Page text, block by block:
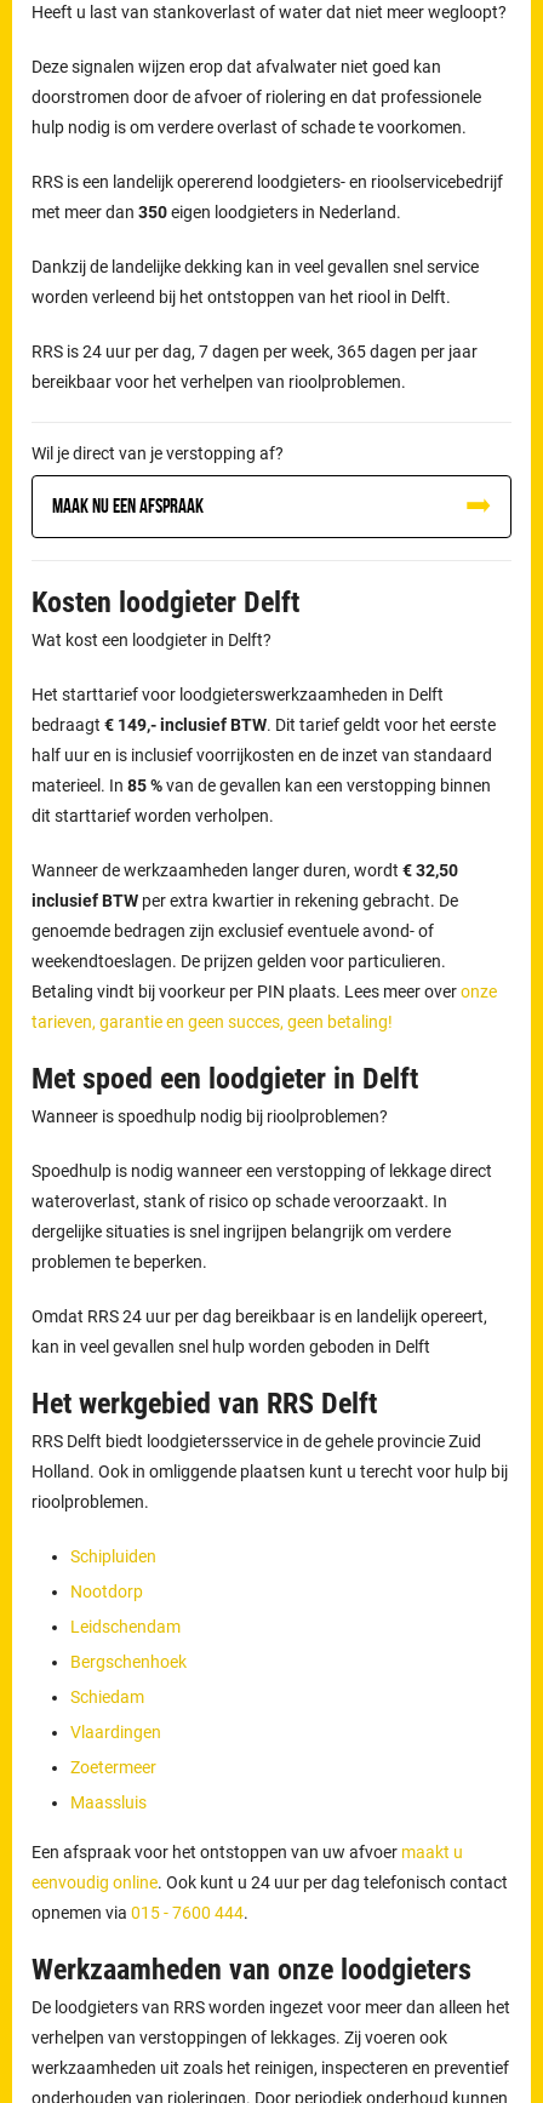
Heeft u last van stankoverlast of water dat niet meer wegloopt?
Deze signalen wijzen erop dat afvalwater niet goed kan
doorstromen door de afvoer of riolering en dat professionele
hulp nodig is om verdere overlast of schade te voorkomen.
RRS is een landelijk opererend loodgieters- en rioolservicebedrijf
met meer dan350eigen loodgieters in Nederland.
Dankzij de landelijke dekking kan in veel gevallen snel service
worden verleend bij het ontstoppen van het riool in Delft.
RRS is 24 uur per dag, 7 dagen per week, 365 dagen per jaar
bereikbaar voor het verhelpen van rioolproblemen.
Wil je direct van je verstopping af?
Maak nu een afspraak
Kosten loodgieter Delft
Wat kost een loodgieter in Delft?
Het starttarief voor loodgieterswerkzaamheden in Delft
bedraagt€ 149,- inclusief BTW. Dit tarief geldt voor het eerste
half uur en is inclusief voorrijkosten en de inzet van standaard
materieel. In85 %van de gevallen kan een verstopping binnen
dit starttarief worden verholpen.
Wanneer de werkzaamheden langer duren, wordt€ 32,50
inclusief BTW per extra kwartier in rekening gebracht. De
genoemde bedragen zijn exclusief eventuele avond- of
weekendtoeslagen. De prijzen gelden voor particulieren.
Betaling vindt bij voorkeur per PIN plaats. Lees meer overonze
tarieven, garantie en geen succes, geen betaling!
Met spoed een loodgieter in Delft
Wanneer is spoedhulp nodig bij rioolproblemen?
Spoedhulp is nodig wanneer een verstopping of lekkage direct
wateroverlast, stank of risico op schade veroorzaakt. In
dergelijke situaties is snel ingrijpen belangrijk om verdere
problemen te beperken.
Omdat RRS 24 uur per dag bereikbaar is en landelijk opereert,
kan in veel gevallen snel hulp worden geboden in Delft
Het werkgebied van RRS Delft
RRS Delft biedt loodgietersservice in de gehele provincie Zuid
Holland. Ook in omliggende plaatsen kunt u terecht voor hulp bij
rioolproblemen.
Schipluiden
Nootdorp
Leidschendam
Bergschenhoek
Schiedam
Vlaardingen
Zoetermeer
Maassluis
Een afspraak voor het ontstoppen van uw afvoer maakt u
eenvoudig online. Ook kunt u 24 uur per dag telefonisch contact
opnemen via015 - 7600 444.
Werkzaamheden van onze loodgieters
De loodgieters van RRS worden ingezet voor meer dan alleen het
verhelpen van verstoppingen of lekkages. Zij voeren ook
werkzaamheden uit zoals het reinigen, inspecteren en preventief
onderhouden van rioleringen. Door periodiek onderhoud kunnen